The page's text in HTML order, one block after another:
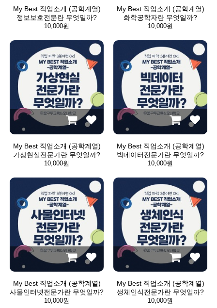
My Best 직업소개 (공학계열)
정보보호전문란 무엇일까?
10,000원
My Best 직업소개 (공학계열)
화학공학자란 무엇일까?
10,000원
My Best 직업소개 (공학계열)
가상현실전문가란 무엇일까?
10,000원
My Best 직업소개 (공학계열)
빅데이터전문가란 무엇일까?
10,000원
My Best 직업소개 (공학계열)
사물인터넷전문가란 무엇일까?
10,000원
My Best 직업소개 (공학계열)
생체인식전문가란 무엇일까?
10,000원